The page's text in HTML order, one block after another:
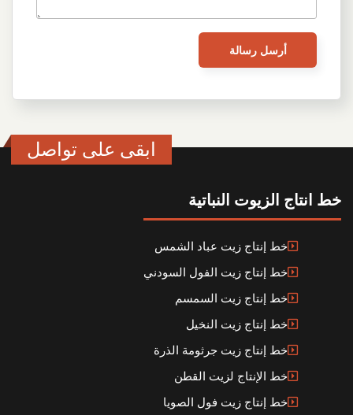
ابقى على تواصل
خط انتاج الزيوت النباتية
خط إنتاج زيت عباد الشمس
خط إنتاج زيت الفول السودني
خط إنتاج زيت السمسم
خط إنتاج زيت النخيل
خط إنتاج زيت جرثومة الذرة
خط الإنتاج لزيت القطن
خط إنتاج زيت فول الصويا